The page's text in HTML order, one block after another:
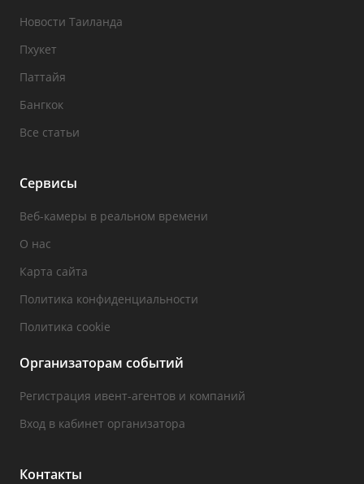
Новости Таиланда
Пхукет
Паттайя
Бангкок
Все статьи
Сервисы
Веб-камеры в реальном времени
О нас
Карта сайта
Политика конфиденциальности
Политика cookie
Организаторам событий
Регистрация ивент-агентов и компаний
Вход в кабинет организатора
Контакты